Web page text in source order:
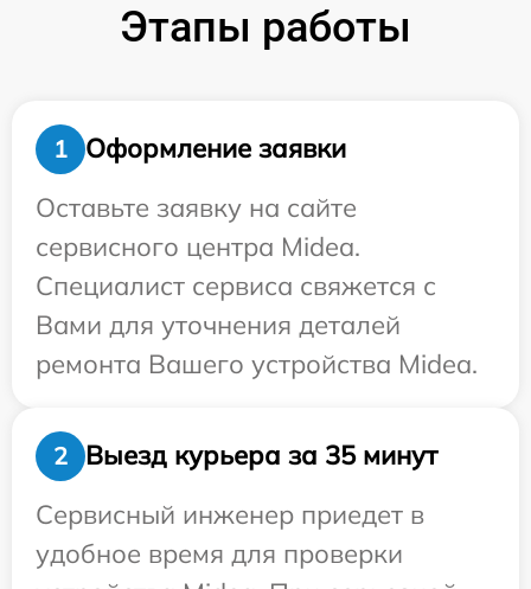
Этапы работы
1
Оформление заявки
Оставьте заявку на сайте
сервисного центра Midea.
Специалист сервиса свяжется с
Вами для уточнения деталей
ремонта Вашего устройства Midea.
2
Выезд курьера за 35 минут
Сервисный инженер приедет в
удобное время для проверки